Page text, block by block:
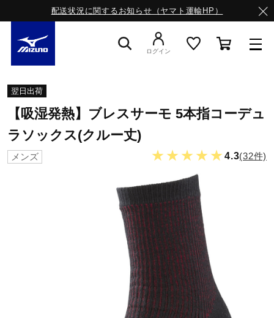
配送状況に関するお知らせ（ヤマト運輸HP）
ライフスタイルウエア
サッカー／フットサル
ログイン
翌日出荷
【吸湿発熱】ブレスサーモ 5本指コーデュ
ラソックス(クルー丈)
メンズ ★★★★★4.3(32件)